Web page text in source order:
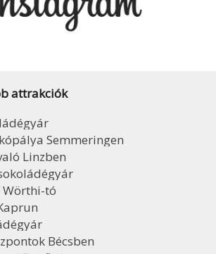
attrakciók
Semmeringen
Linzben
Wörthi-tó
Bécsben